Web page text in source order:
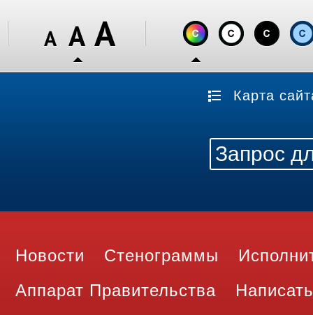
Карта
Новости Стенограммы
Аппарат Правительства